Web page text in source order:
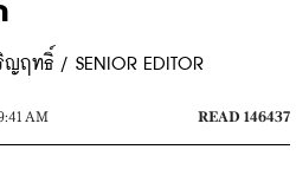
ฤทธิ์ / SENIOR EDITOR
AM
READ 146437